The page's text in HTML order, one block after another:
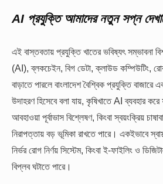
AI প্রযুক্তি আমাদের নতুন সপ্ন
এই বাস্তবতায় প্রযুক্তি খাতের ভবিষ্যৎ সম্ভাবনা
(AI), ব্লকচেইন, বিগ ডেটা, ক্লাউড কম্পিউটিং,
বাড়াতে পারলে বাংলাদেশ বৈশ্বিক প্রযুক্তি বাজারে
উদাহরণ হিসেবে বলা যায়, কৃষিখাতে AI ব্যবহার
আবহাওয়া পূর্বাভাস বিশ্লেষণ, কিংবা স্বয়ংক্রিয়
নিরাপত্তায় বড় ভূমিকা রাখতে পারে। একইভাবে
নির্ভর রোগ নির্ণয় সিস্টেম, কিংবা ই-ফাইলিং ও
বিপ্লব ঘটাতে পারে।